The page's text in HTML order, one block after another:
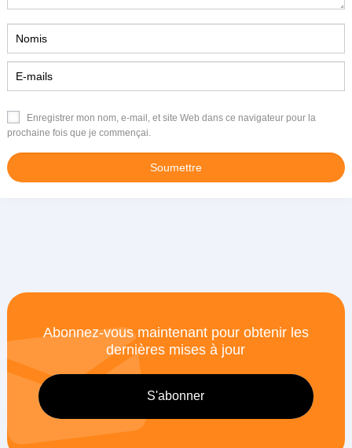
Enregistrer mon nom, e-mail, et site Web dans ce navigateur pour la
prochaine fois que je commençai.
Abonnez-vous maintenant pour obtenir les
dernières mises à jour